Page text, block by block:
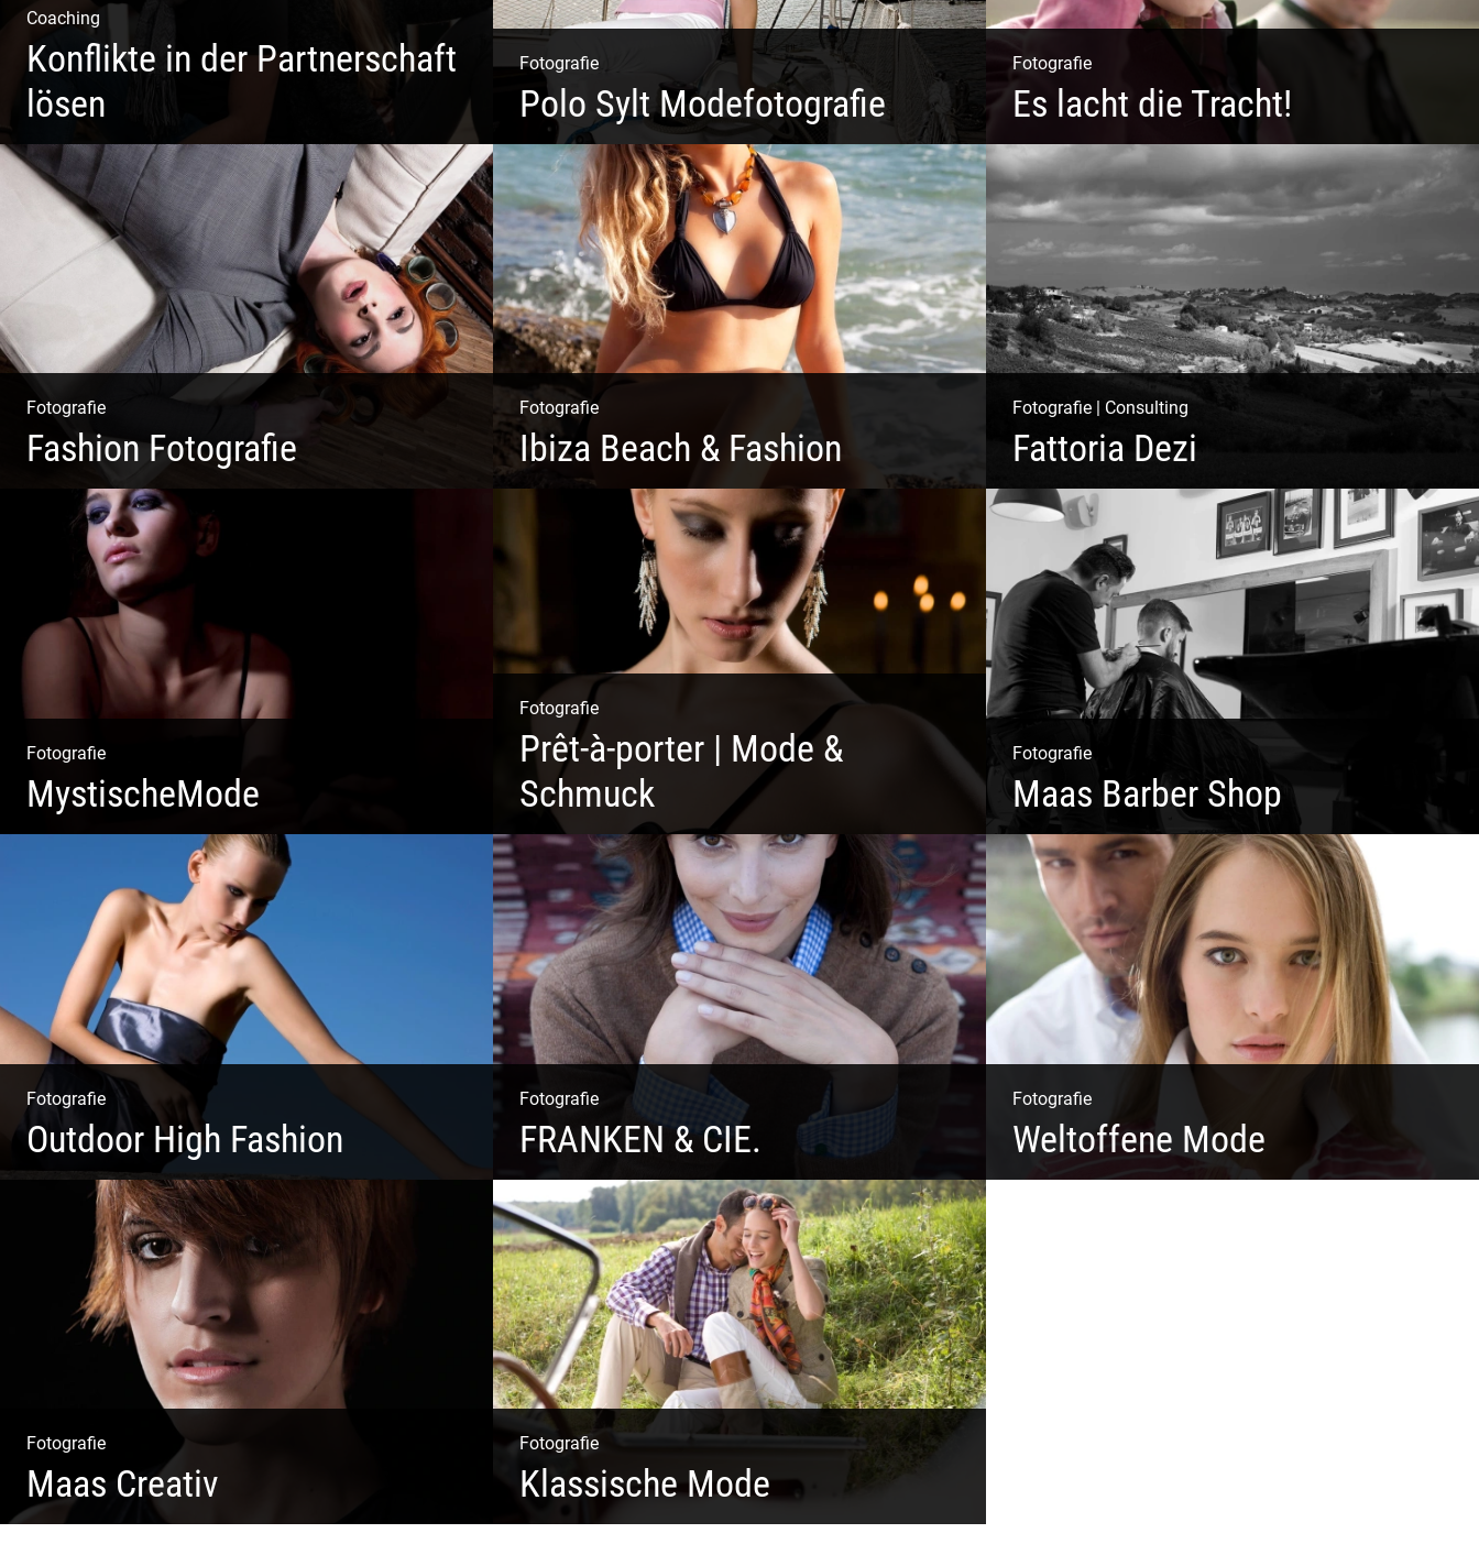
Coaching
Konflikte in der Partnerschaft
lösen
Paar Coaching – Der Weg in die Leichtigkeit und
Harmonie
Fotografie
Polo Sylt Modefotografie
Polo Sylt Modefotografie
Fotografie
Es lacht die Tracht!
Wunderschöne Dirndl | Harmonische Farben | Originelle
Details | Edle Stoffe
Fotografie
Fashion Fotografie
Mode|Menschen|Magazin
Fotografie
Ibiza Beach & Fashion
Ibiza Beach & Fashion
Fotografie| Consulting
Fattoria Dezi
Konzeption & Gestaltung | Übersetzung & Medien |
Fotografie & Texting | Feine Weine
Fotografie
MystischeMode
Mystische Modefotografie
Fotografie
Prêt-à-porter | Mode &
Schmuck
Fotografie
Maas Barber Shop
Coole Bartstyles | Haircut & Shave | Farbe & Schnitt |
Creating Men
Fotografie
Outdoor High Fashion
Outdoor High Fashion
Fotografie
FRANKEN & CIE.
Katalog Shooting | Moderne Klassik | Luxuriöse Mode |
Country Style
Fotografie
Weltoffene Mode
Fotografie
Maas Creativ
Fotografie
Klassische Mode